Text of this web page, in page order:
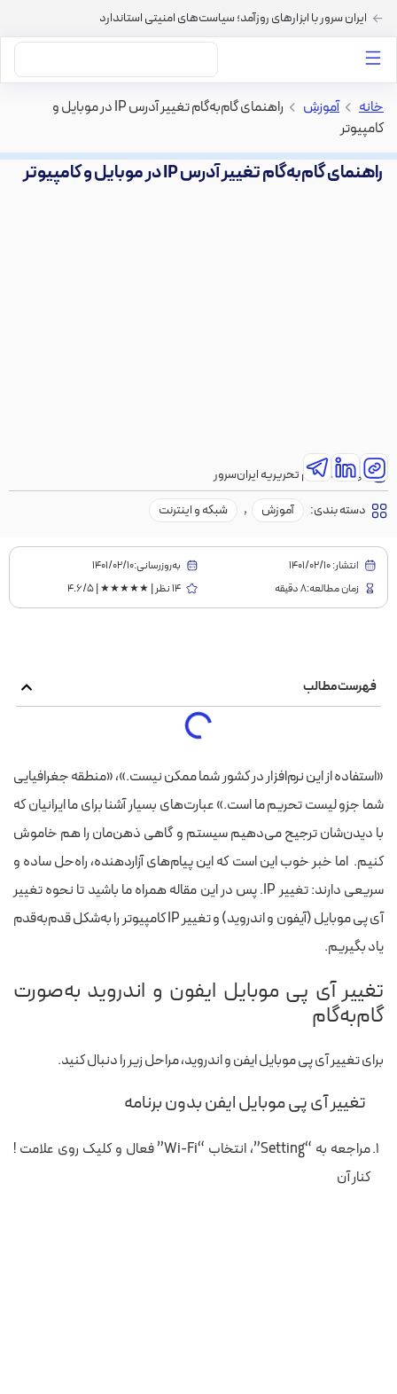
ایران سرور با ابزارهای روزآمد؛ سیاست‌های امنیتی استاندارد
خانه > آموزش >
راهنمای گام‌به‌گام تغییر آدرس IP در موبایل و
کامپیوتر
راهنمای گام‌به‌گام تغییر آدرس IP در موبایل و کامپیوتر
نویسنده:تیم تحریریه ایران‌سرور
دسته بندی:
آموزش , شبکه و اینترنت
انتشار:1401/02/10
به‌روز‌رسانی:۱۴۰۱/۰۲/۱۰
زمان مطالعه:8 دقیقه
14 نظر | ★★★★★ | 4.6/5
فهرست مطالب
«استفاده از این نرم‌افزار در کشور شما ممکن نیست.»،«منطقه جغرافیایی
شما جزو لیست تحریم ما است.» عبارت‌های بسیار آشنا برای ما ایرانیان که
با دیدن‌شان ترجیح می‌دهیم سیستم و گاهی ذهن‌مان را هم خاموش
کنیم. اما خبر خوب این است که این پیام‌های آزاردهنده، راه‌حل ساده و
سریعی دارند: تغییر IP. پس در این مقاله همراه ما باشید تا نحوه تغییر
آی پی موبایل (آیفون و اندروید) و تغییر IP کامپیوتر را به‌شکل قدم‌به‌قدم
یاد بگیریم.
تغییر آی پی موبایل ایفون و اندروید به‌صورت
گام‌به‌گام
برای تغییر آی پی موبایل ایفن و اندروید، مراحل زیر را دنبال کنید.
تغییر آی پی موبایل ایفن بدون برنامه
مراجعه به “Setting”، انتخاب “Wi-Fi” فعال و کلیک روی علامت !
کنار آن